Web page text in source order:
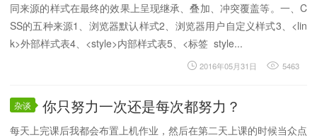
同来源的样式在最终的效果上呈现继承、叠加、冲突覆盖等。一、C
SS的五种来源1、浏览器默认样式2、浏览器用户自定义样式3、<lin
k>外部样式表4、<style>内部样式表5、<标签 style...
2016年05月31日 5463
杂谈 你只努力一次还是每次都努力？
每天上完课后我都会布置上机作业，然后在第二天上课的时候当众点